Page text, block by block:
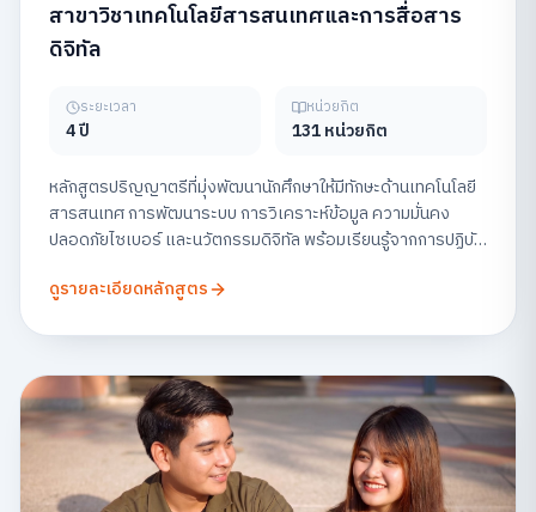
สาขาวิชาเทคโนโลยีสารสนเทศและการสื่อสาร
ดิจิทัล
ระยะเวลา
4 ปี
หน่วยกิต
131 หน่วยกิต
หลักสูตรปริญญาตรีที่มุ่งพัฒนานักศึกษาให้มีทักษะด้านเทคโนโลยี
สารสนเทศ การพัฒนาระบบ การวิเคราะห์ข้อมูล ความมั่นคง
ปลอดภัยไซเบอร์ และนวัตกรรมดิจิทัล พร้อมเรียนรู้จากการปฏิบัติ
ดูรายละเอียดหลักสูตร